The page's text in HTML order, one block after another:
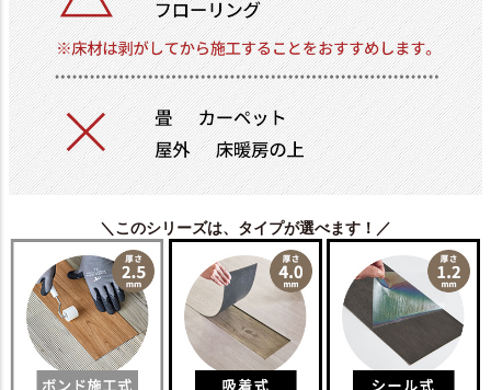
＼このシリーズは、タイプが選べます！／